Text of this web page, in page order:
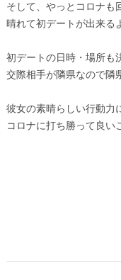
そして、やっとコロナも
晴れて初デートが出来る
初デートの日時・場所も
交際相手が隣県なので隣
彼女の素晴らしい行動力
コロナに打ち勝って良い